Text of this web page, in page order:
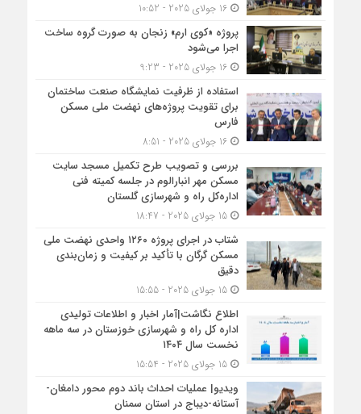
16 جولای 2025 - 10:52
پروژه «کوی ارم» زنجان به صورت گروه ساخت
اجرا می‌شود
16 جولای 2025 - 9:23
استفاده از ظرفیت نمایشگاه صنعت ساختمان
برای تقویت پروژه‌های نهضت ملی مسکن
فارس
16 جولای 2025 - 8:51
بررسی و تصویب طرح تکمیل مسجد سایت
مسکن مهر انبارالوم در جلسه کمیته فنی
اداره‌کل راه و شهرسازی گلستان
15 جولای 2025 - 18:47
شتاب در اجرای پروژه ۱۲۶۰ واحدی نهضت ملی
مسکن گرگان با تأکید بر کیفیت و زمان‌بندی
دقیق
15 جولای 2025 - 15:55
اطلاع نگاشت|آمار اخبار و اطلاعات تولیدی
اداره کل راه و شهرسازی خوزستان در سه ماهه
نخست سال ۱۴۰۴
15 جولای 2025 - 15:54
ویدیو| عملیات احداث باند دوم محور دامغان-
آستانه-دیباج در استان سمنان